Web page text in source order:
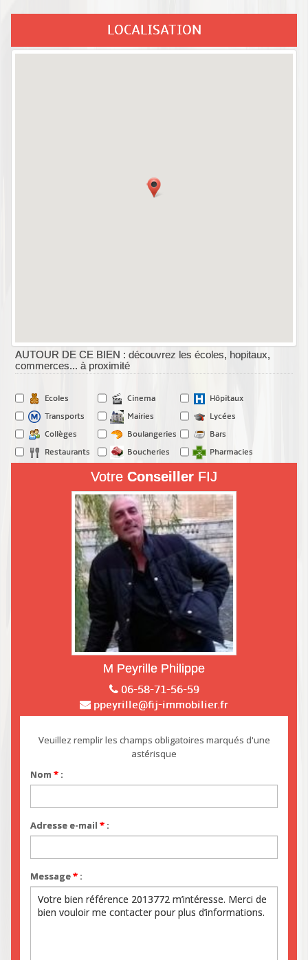
LOCALISATION
AUTOUR DE CE BIEN : découvrez les écoles, hopitaux,
commerces... à proximité
Ecoles Cinema
Hôpitaux
Transports
Mairies
Lycées
Collèges
Boulangeries
Bars
Restaurants
Boucheries Pharmacies
Votre Conseiller FIJ
M Peyrille Philippe
06-58-71-56-59
ppeyrille@fij-immobilier.fr
Veuillez remplir les champs obligatoires marqués d'une
astérisque
Nom* :
Adresse e-mail* :
Message* :